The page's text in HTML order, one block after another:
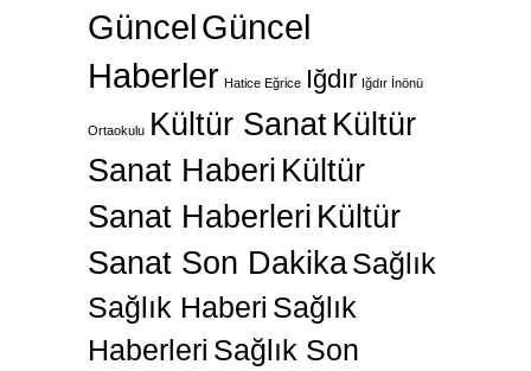
GüncelGüncel
Haberler Hatice Eğrice Iğdır Iğdır İnönü
Ortaokulu Kültür SanatKültür
Sanat Haberi Kültür
Sanat Haberleri Kültür
Sanat Son DakikaSağlık
Sağlık Haberi Sağlık
Haberleri Sağlık Son